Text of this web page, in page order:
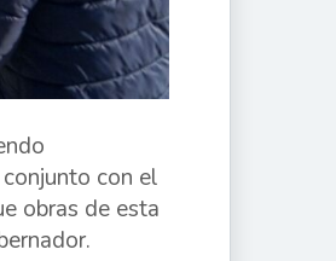
con el
obras de esta